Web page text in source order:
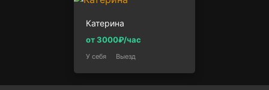
Катерина
от 3000₽/час
У себя Выезд